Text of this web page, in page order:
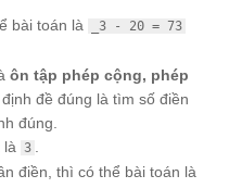
bài toán là
_3 - 20 = 73
ôn tập phép cộng, phép
đề đúng là tìm số điền
đúng.
là 3 .
điền, thì có thể bài toán là